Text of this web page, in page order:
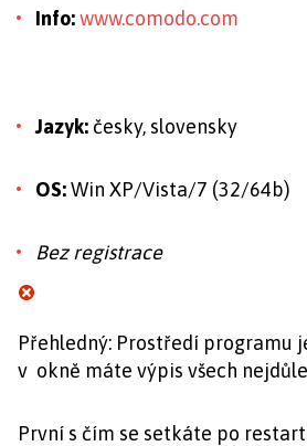
Info:www.comodo.com
Jazyk: česky, slovensky
OS:Win XP/Vista/7 (32/64b)
Bez registrace
Přehledný: Prostředí programu
v okně máte výpis všech
První s čím se setkáte po